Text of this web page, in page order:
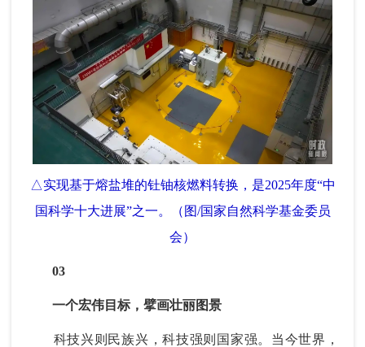
△实现基于熔盐堆的钍铀核燃料转换，是2025年度“中
国科学十大进展”之一。（图/国家自然科学基金委员
会）
03
一个宏伟目标，擘画壮丽图景
科技兴则民族兴，科技强则国家强。当今世界，